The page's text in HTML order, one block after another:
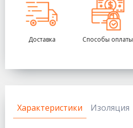
Доставка Способы оплаты
Характеристики Изоляция